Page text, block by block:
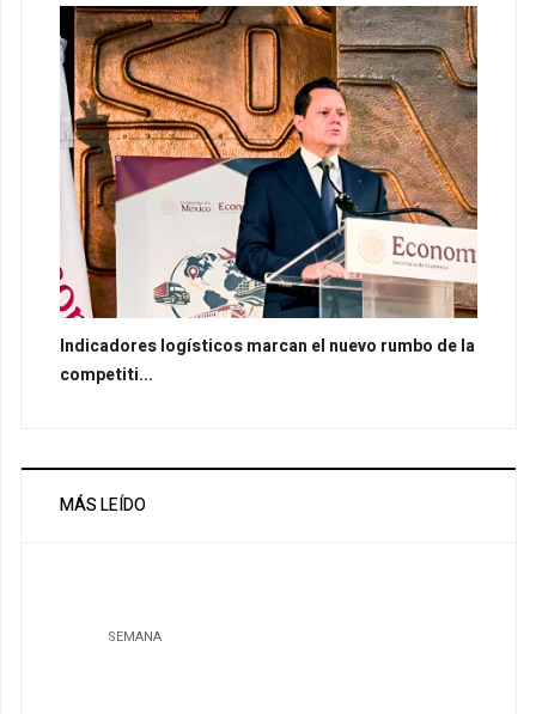
Indicadores logísticos marcan el nuevo rumbo de la
competiti...
MÁS LEÍDO
SEMANA